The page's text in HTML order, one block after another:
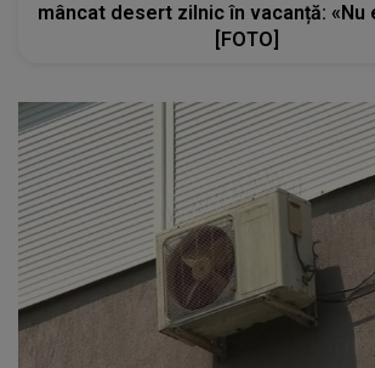
mâncat desert zilnic în vacanță: «Nu
[FOTO]